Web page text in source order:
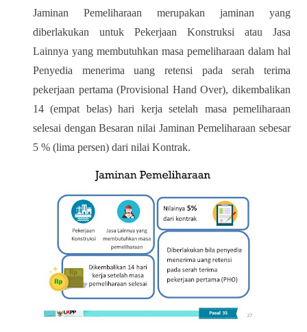
Jaminan Pemeliharaan merupakan jaminan yang
diberlakukan untuk Pekerjaan Konstruksi atau Jasa
Lainnya yang membutuhkan masa pemeliharaan dalam hal
Penyedia menerima uang retensi pada serah terima
pekerjaan pertama (Provisional Hand Over), dikembalikan
14 (empat belas) hari kerja setelah masa pemeliharaan
selesai dengan Besaran nilai Jaminan Pemeliharaan sebesar
5 % (lima persen) dari nilai Kontrak.